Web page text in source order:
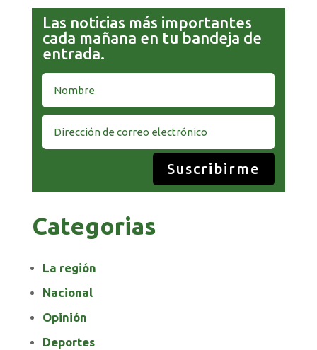
Las noticias más importantes
cada mañana en tu bandeja de
entrada.
Suscribirme
Categorias
La región
Nacional
Opinión
Deportes